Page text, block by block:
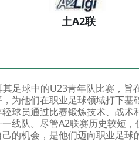
土A2联
足球中的U23青年队比赛，旨
为他们在职业足球领域打下
球员通过比赛锻炼技术、战
线队。尽管A2联赛历史较短
的机会，是他们迈向职业足球